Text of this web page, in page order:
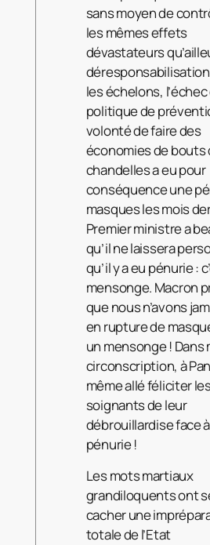
sans moyen de
les mêmes effets
dévastateurs
les échelons, l’échec
politique de
volonté de faire des
économies de bouts
chandelles a eu pour
conséquence une
masques les mois
Premier ministre a
qu’il ne laissera
qu’il y a eu pénurie :
mensonge. Macron
que nous n’avons
en rupture de
un mensonge ! Dans
circonscription, à
même allé féliciter
soignants de leur
débrouillardise face
pénurie !
Les mots martiaux
grandiloquents ont
cacher une
totale de l’Etat